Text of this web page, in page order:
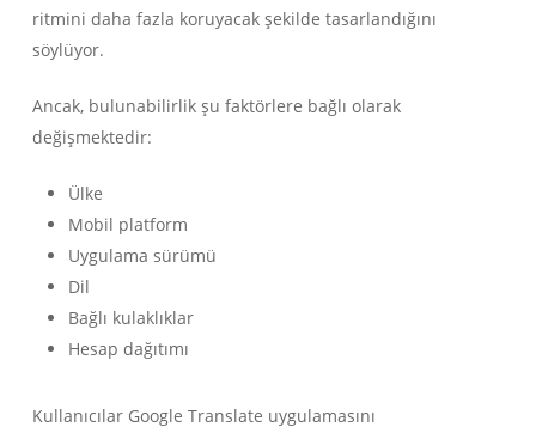
ritmini daha fazla koruyacak şekilde tasarlandığını
söylüyor.
Ancak, bulunabilirlik şu faktörlere bağlı olarak
değişmektedir:
Ülke
Mobil platform
Uygulama sürümü
Dil
Bağlı kulaklıklar
Hesap dağıtımı
Kullanıcılar Google Translate uygulamasını